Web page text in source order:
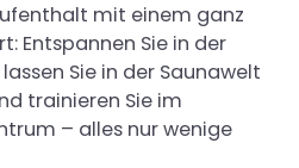
mit einem ganz
Entspannen Sie in der
Sie in der Saunawelt
trainieren Sie im
– alles nur wenige